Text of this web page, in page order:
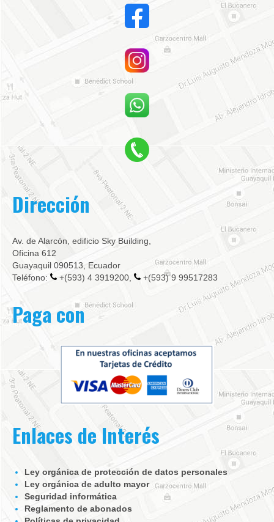
Dirección
Av. de Alarcón, edificio Sky Building,
Oficina 612
Guayaquil 090513, Ecuador
Teléfono:
+(593) 4 3919200, +(593) 9 99517283
Paga con
Enlaces de Interés
Ley orgánica de protección de datos personales
Ley orgánica de adulto mayor
Seguridad informática
Reglamento de abonados